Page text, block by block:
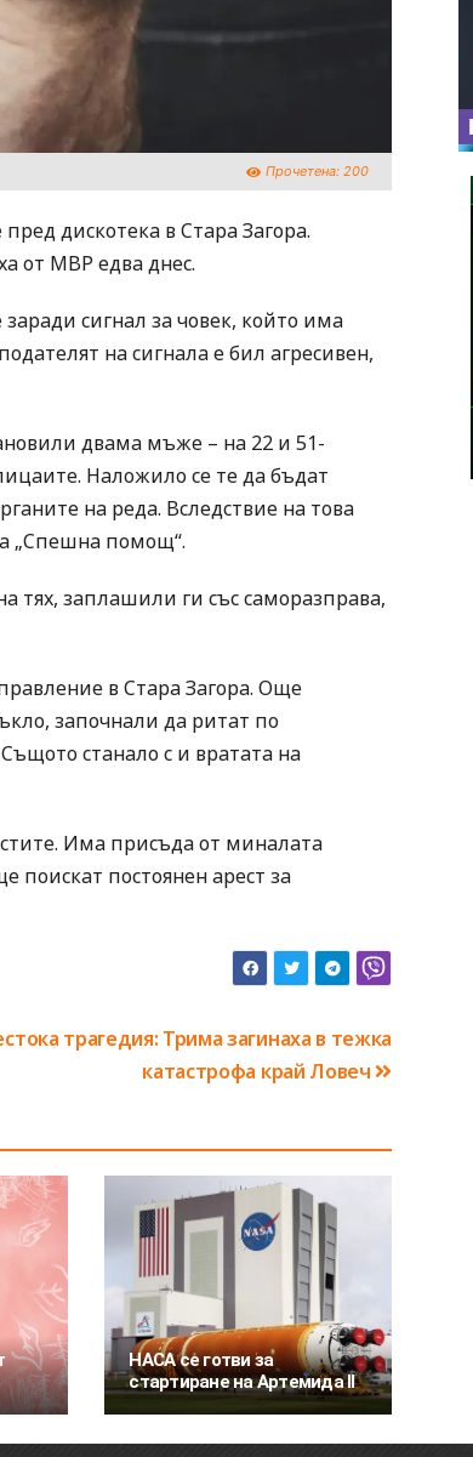
Прочетена: 200
дискотека в Стара Загора.
от МВР едва днес.
сигнал за човек, който има
на сигнала е бил агресивен,
двама мъже – на 22 и 51-
Наложило се те да бъдат
на реда. Вследствие на това
„Спешна помощ“.
тях, заплашили ги със саморазправа,
в Стара Загора. Още
започнали да ритат по
станало с и вратата на
Има присъда от миналата
поискат постоянен арест за
трагедия: Трима загинаха в тежка
катастрофа край Ловеч
НАСА се готви за
стартиране на Артемида II